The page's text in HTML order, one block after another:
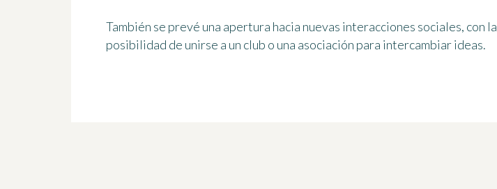
También se prevé una apertura hacia nuevas interacciones sociales, con la
posibilidad de unirse a un club o una asociación para intercambiar ideas.